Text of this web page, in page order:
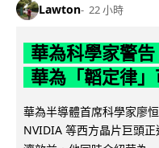
Lawton 22 小時
華為科學家警
華為「韜定律
華為半導體首席科學家廖
NVIDIA 等西方晶片巨頭